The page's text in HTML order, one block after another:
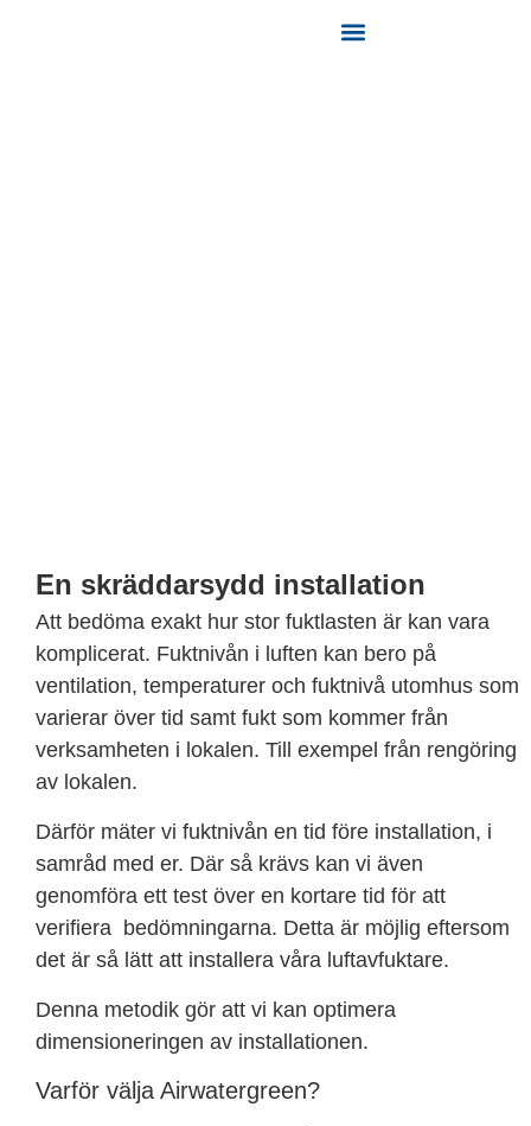
En skräddarsydd installation ​
Att bedöma exakt hur stor fuktlasten är kan vara
komplicerat. Fuktnivån i luften kan bero på
ventilation, temperaturer och fuktnivå utomhus som
varierar över tid samt fukt som kommer från
verksamheten i lokalen. Till exempel från rengöring
av lokalen.
Därför mäter vi fuktnivån en tid före installation, i
samråd med er. Där så krävs kan vi även
genomföra ett test över en kortare tid för att
verifiera bedömningarna. Detta är möjlig eftersom
det är så lätt att installera våra luftavfuktare.
Denna metodik gör att vi kan optimera
dimensioneringen av installationen.
Varför välja Airwatergreen?